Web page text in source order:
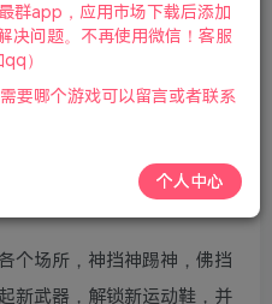
超快节奏的第一人称射击游
刺激的东西只有鬼见愁的节
下载，伸出世界上最致命的
个场所，神挡神踢神，佛挡
新武器，解锁新运动鞋，并
群app，应用市场下载后添加
决问题。不再使用微信！客服
）
要哪个游戏可以留言或者联系
个人中心